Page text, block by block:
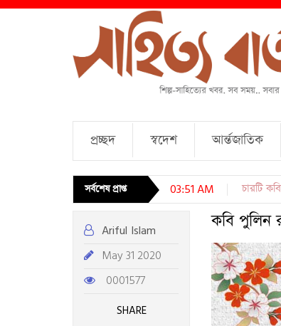
প্রচ্ছদ স্বদেশ আর্ন্তজাতিক
সর্বশেষ প্রাপ্ত 03:51 AM চারটি
Ariful Islam
May 31 2020
0001577
SHARE
কবি পুলিন